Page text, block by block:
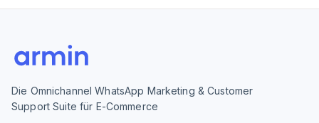
Die Omnichannel WhatsApp Marketing & Customer
Support Suite für E-Commerce